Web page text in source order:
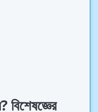
বিশেষজ্ঞের